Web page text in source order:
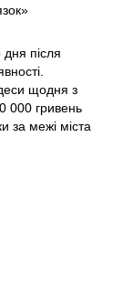
дня після
щодня з
000 гривень
за межі міста